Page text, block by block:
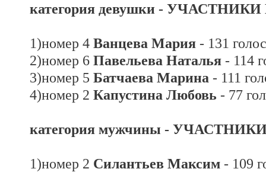
категория девушки -
1)номер 4 Ванцева Мария - 131 голос
2)номер 6 Павельева Наталья - 114
3)номер 5 Батчаева Марина - 111
4)номер 2 Капустина Любовь - 77
категория мужчины -
1)номер 2 Силантьев Максим - 109